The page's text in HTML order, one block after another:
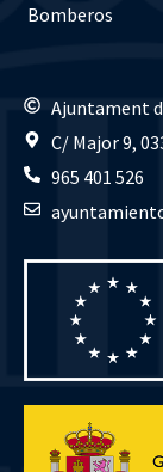
Bomberos
Ajuntament
C/ Major 9,
965 401 526